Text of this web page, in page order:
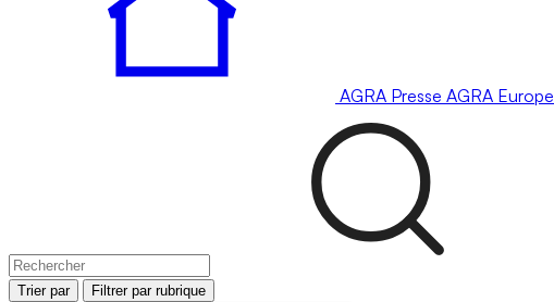
AGRA Presse AGRA Europe
Trier par Filtrer par rubrique